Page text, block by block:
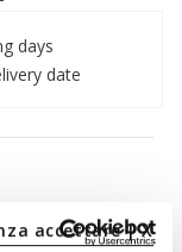
accettare | X
days
date
an